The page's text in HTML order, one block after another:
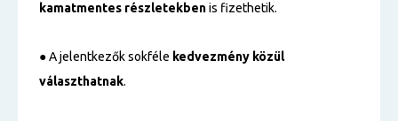
kamatmentes részletekbenis fizethetik.
● A jelentkezők sokféle kedvezmény közül
választhatnak.